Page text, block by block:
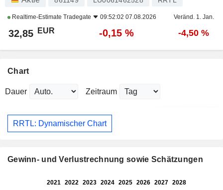
Realtime-Estimate Tradegate 09:52:02 07.08.2026 Veränd. 1. Jan.
32,85 EUR -0,15 % -4,50 %
Chart
Dauer Zeitraum
RRTL: Dynamischer Chart
Gewinn- und Verlustrechnung sowie Schätzungen